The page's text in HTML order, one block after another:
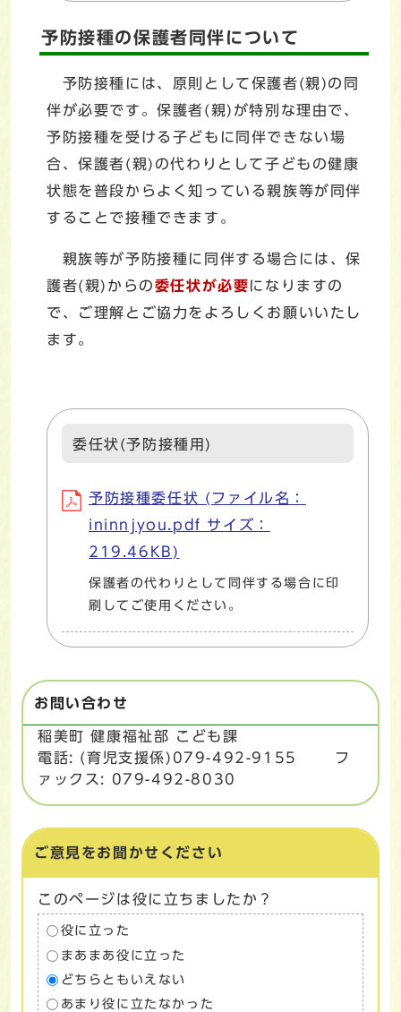
予防接種の保護者同伴について
予防接種には、原則として保護者(親)の同
伴が必要です。保護者(親)が特別な理由で、
予防接種を受ける子どもに同伴できない場
合、保護者(親)の代わりとして子どもの健康
状態を普段からよく知っている親族等が同伴
することで接種できます。
親族等が予防接種に同伴する場合には、保
護者(親)からの委任状が必要になりますの
で、ご理解とご協力をよろしくお願いいたし
ます。
委任状(予防接種用)
予防接種委任状 (ファイル名：
ininnjyou.pdf サイズ：
219.46KB)
保護者の代わりとして同伴する場合に印
刷してご使用ください。
お問い合わせ
稲美町 健康福祉部 こども課
電話: (育児支援係)079-492-9155 フ
ァックス: 079-492-8030
ご意見をお聞かせください
このページは役に立ちましたか？
役に立った
まあまあ役に立った
どちらともいえない
あまり役に立たなかった